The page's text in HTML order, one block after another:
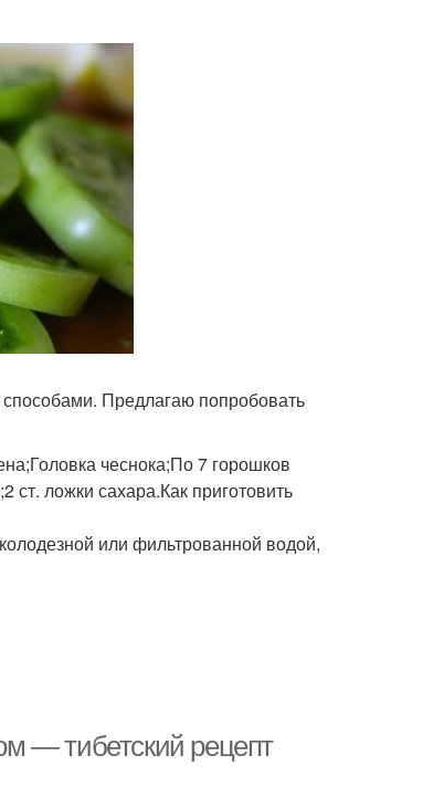
зиму
Предлагаю попробовать
чеснока;По 7 горошков
ст. ложки сахара.Как приготовить
или фильтрованной водой,
— тибетский рецепт